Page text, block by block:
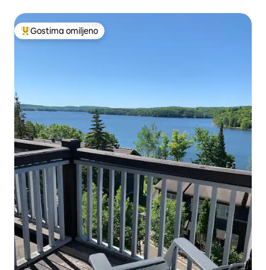
Najuspešniji među gostima omiljenim
Gostima omiljeno